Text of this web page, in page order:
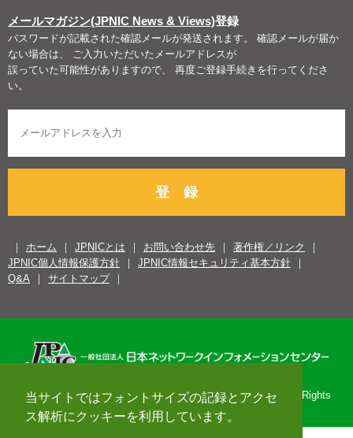
当サイトではフォントサイズの記録とアクセ
ス解析にクッキーを利用しています。
メールマガジン(JPNIC News & Views)登録
パスワードが記載された確認メールが発送されます。 確認メールが届か
ない場合は、 ご入力いただいたメールアドレスが
誤っていた可能性がありますので、 再度ご登録手続きを行ってくださ
い。
登 録
ホーム JPNICとは お問い合わせ先
著作権／リンク
JPNIC個人情報保護方針
JPNIC情報セキュリティ基本方針
Q&A
サイトマップ
Copyright© 1996-2026 Japan Network Information Center. All Rights
Reserved.